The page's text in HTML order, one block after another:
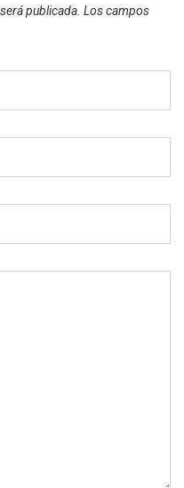
publicada. Los campos